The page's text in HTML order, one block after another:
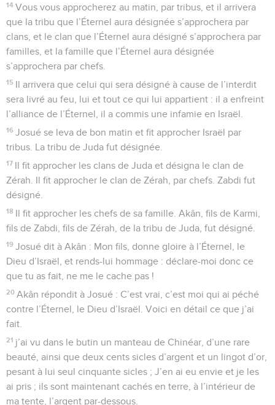
14 Vous vous approcherez au matin, par tribus, et il arrivera
que la tribu que l’Éternel aura désignée s’approchera par
clans, et le clan que l’Éternel aura désigné s’approchera par
familles, et la famille que l’Éternel aura désignée
s’approchera par chefs.
15 Il arrivera que celui qui sera désigné à cause de l’interdit
sera livré au feu, lui et tout ce qui lui appartient : il a enfreint
l’alliance de l’Éternel, il a commis une infamie en Israël.
16 Josué se leva de bon matin et fit approcher Israël par
tribus. La tribu de Juda fut désignée.
17 Il fit approcher les clans de Juda et désigna le clan de
Zérah. Il fit approcher le clan de Zérah, par chefs. Zabdi fut
désigné.
18 Il fit approcher les chefs de sa famille. Akân, fils de Karmi,
fils de Zabdi, fils de Zérah, de la tribu de Juda, fut désigné.
19 Josué dit à Akân : Mon fils, donne gloire à l’Éternel, le
Dieu d’Israël, et rends-lui hommage : déclare-moi donc ce
que tu as fait, ne me le cache pas !
20 Akân répondit à Josué : C’est vrai, c’est moi qui ai péché
contre l’Éternel, le Dieu d’Israël. Voici en détail ce que j’ai
fait.
21 j’ai vu dans le butin un manteau de Chinéar, d’une rare
beauté, ainsi que deux cents sicles d’argent et un lingot d’or,
pesant à lui seul cinquante sicles ; J’en ai eu envie et je les
ai pris ; ils sont maintenant cachés en terre, à l’intérieur de
ma tente, l’argent par-dessous.